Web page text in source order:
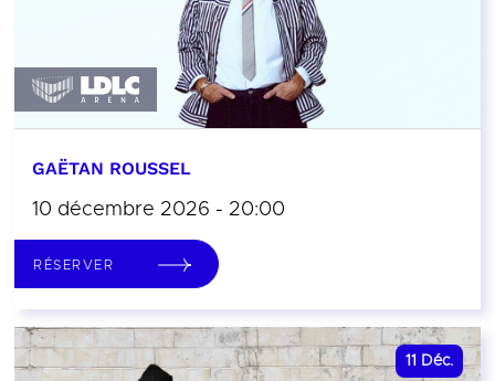
GAËTAN ROUSSEL
10 décembre 2026 - 20:00
RÉSERVER
11 Déc.